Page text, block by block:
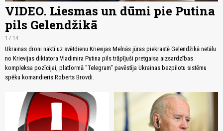
VIDEO. Liesmas un dūmi pie Putina
pils Gelendžikā
17:14
Ukrainas droni naktī uz svētdienu Krievijas Melnās jūras piekrastē Gelendžikā netālu
no Krievijas diktatora Vladimira Putina pils trāpījuši pretgaisa aizsardzības
kompleksa pozīcijai, platformā "Telegram" pavēstīja Ukrainas bezpilotu sistēmu
spēku komandieris Roberts Brovdi.